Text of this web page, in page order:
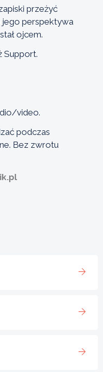
przeżyć
jego perspektywa
ojcem.
Support.
video.
podczas
Bez zwrotu